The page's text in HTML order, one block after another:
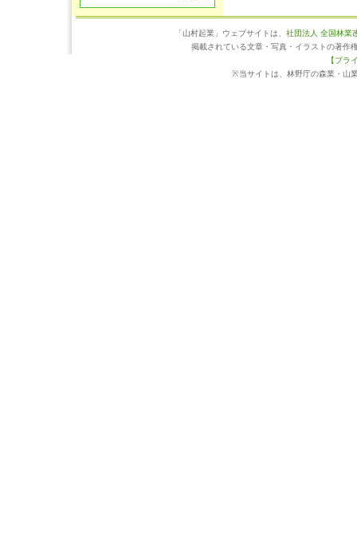
「山村起業」ウェブサイトは、 社団法人 全国林業
掲載されている文章・写真・イラストの著作
【プラ
※当サイトは、林野庁の森業・山